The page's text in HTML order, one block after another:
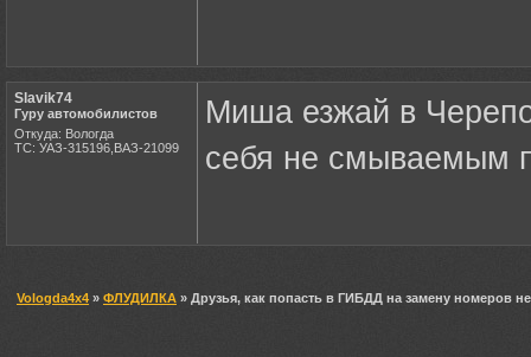
Slavik74
Гуру автомобилистов
Откуда: Вологда
ТС: УАЗ-315196,ВАЗ-21099
Миша езжай в
себя не смываемым
Vologda4x4 » ФЛУДИЛКА » Друзья, как попасть в ГИБДД на замену номеров